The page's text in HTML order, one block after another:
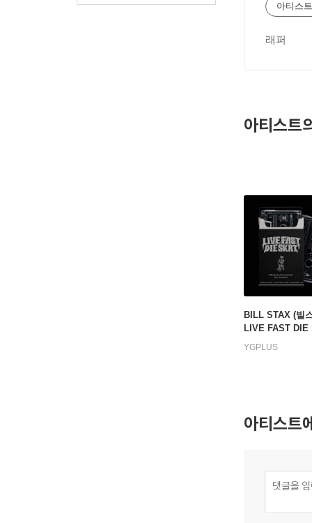
아티스
래퍼
아티스트
BILL STAX (빌
LIVE FAST DIE
(카세트테이프)
YGPLUS
아티스트